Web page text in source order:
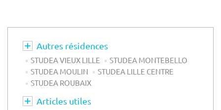
Autres résidences
STUDEA VIEUX LILLE
STUDEA MONTEBELLO
STUDEA MOULIN
STUDEA LILLE CENTRE
STUDEA ROUBAIX
Articles utiles